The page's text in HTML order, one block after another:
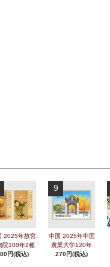
2025年故宮
院100年2種
円(税込)
9
中国 2025年中国
農業大学120年
270円(税込)